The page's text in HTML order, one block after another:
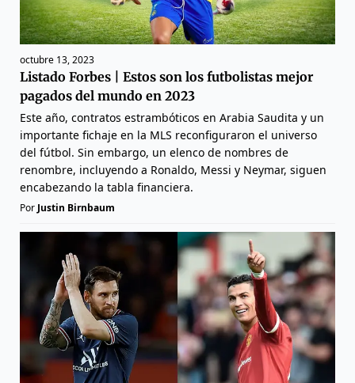
octubre 13, 2023
Listado Forbes | Estos son los futbolistas mejor
pagados del mundo en 2023
Este año, contratos estrambóticos en Arabia Saudita y un
importante fichaje en la MLS reconfiguraron el universo
del fútbol. Sin embargo, un elenco de nombres de
renombre, incluyendo a Ronaldo, Messi y Neymar, siguen
encabezando la tabla financiera.
Por Justin Birnbaum